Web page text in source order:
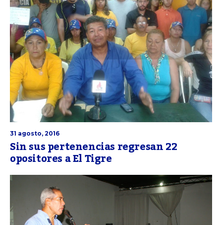
31 agosto, 2016
Sin sus pertenencias regresan 22
opositores a El Tigre